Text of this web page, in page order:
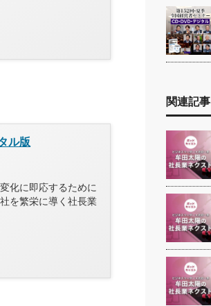
ル版
化に即応するために
を繁栄に導く社長業
関連記事